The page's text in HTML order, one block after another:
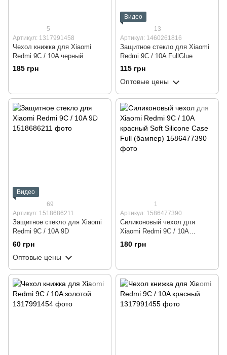
5
Артикул: 1317991458
Чехол книжка для Xiaomi
Redmi 9C / 10A черный
185 грн
Видео
13
Артикул: 1460261816
Защитное стекло для Xiaomi
Redmi 9C / 10A FullGlue
115 грн
Оптовые цены
Видео
69
Артикул: 1518686211
Защитное стекло для Xiaomi
Redmi 9C / 10A 9D
60 грн
Оптовые цены
1
Артикул: 1586477390
Силиконовый чехол для
Xiaomi Redmi 9C / 10A
красный Soft Silicone Case
Full (бампер)
180 грн